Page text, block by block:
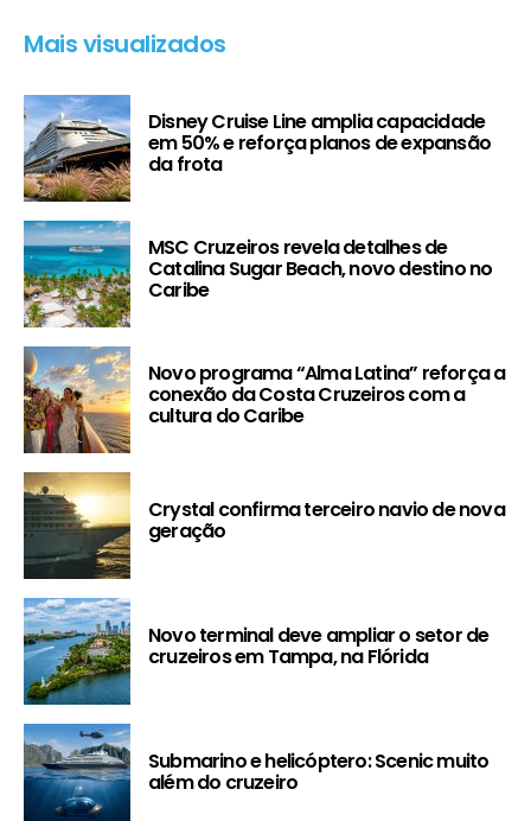
Mais visualizados
Disney Cruise Line amplia capacidade
em 50% e reforça planos de expansão
da frota
MSC Cruzeiros revela detalhes de
Catalina Sugar Beach, novo destino no
Caribe
Novo programa “Alma Latina” reforça a
conexão da Costa Cruzeiros com a
cultura do Caribe
Crystal confirma terceiro navio de nova
geração
Novo terminal deve ampliar o setor de
cruzeiros em Tampa, na Flórida
Submarino e helicóptero: Scenic muito
além do cruzeiro